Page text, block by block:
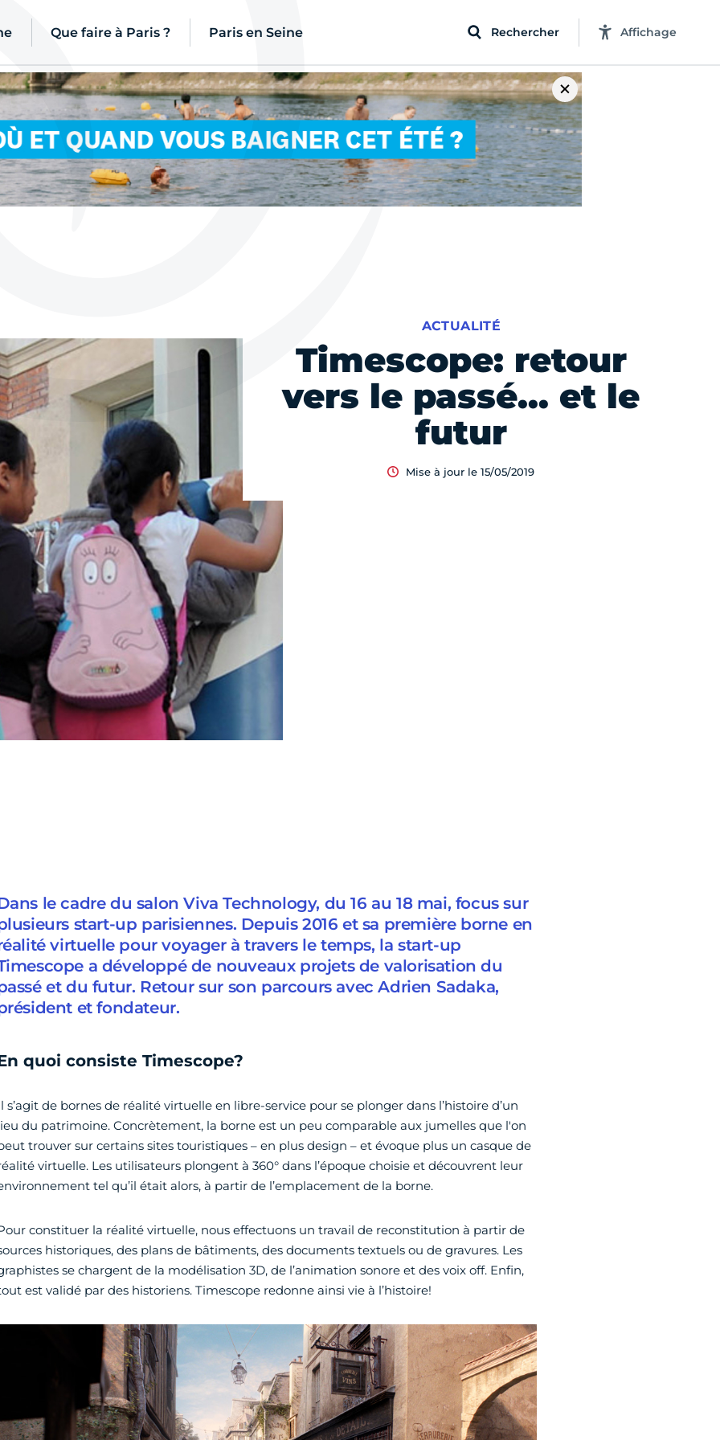
Que faire à Paris ? Paris en Seine Rechercher Affichage
Timescope: retour
vers le passé… et le
futur
ACTUALITÉ
Mise à jour le 15/05/2019
le cadre du salon Viva Technology, du 16 au 18 mai, focus sur
start-up parisiennes. Depuis 2016 et sa première borne en
virtuelle pour voyager à travers le temps, la start-up
a développé de nouveaux projets de valorisation du
et du futur. Retour sur son parcours avec Adrien Sadaka,
et fondateur.
quoi consiste Timescope?
s’agit de bornes de réalité virtuelle en libre-service pour se plonger dans l’histoire d’un
du patrimoine. Concrètement, la borne est un peu comparable aux jumelles que l'on
trouver sur certains sites touristiques – en plus design – et évoque plus un casque de
virtuelle. Les utilisateurs plongent à 360° dans l’époque choisie et découvrent leur
tel qu’il était alors, à partir de l’emplacement de la borne.
constituer la réalité virtuelle, nous effectuons un travail de reconstitution à partir de
historiques, des plans de bâtiments, des documents textuels ou de gravures. Les
se chargent de la modélisation 3D, de l’animation sonore et des voix off. Enfin,
est validé par des historiens. Timescope redonne ainsi vie à l’histoire!